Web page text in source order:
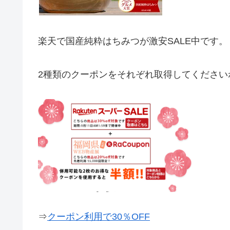
楽天で国産純粋はちみつが激安SALE中です。
2種類のクーポンをそれぞれ取得してください
⇒クーポン利用で30％OFF